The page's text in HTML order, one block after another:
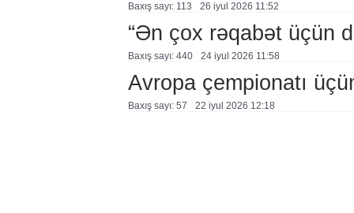
Baxış sayı: 113 26 i̇yul 2026 11:52
“Ən çox rəqabət üçün
Baxış sayı: 440 24 i̇yul 2026 11:58
Avropa çempionatı
Baxış sayı: 57 22 i̇yul 2026 12:18